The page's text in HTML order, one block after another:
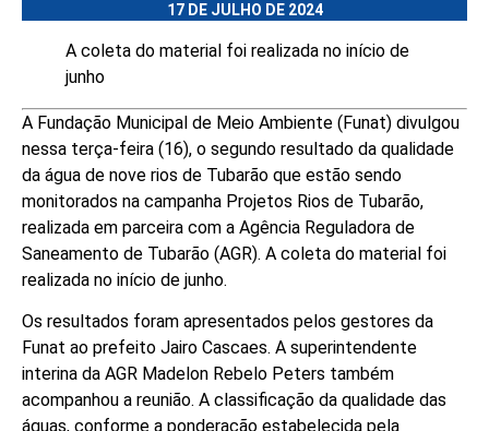
17 DE JULHO DE 2024
A coleta do material foi realizada no início de
junho
A Fundação Municipal de Meio Ambiente (Funat) divulgou
nessa terça-feira (16), o segundo resultado da qualidade
da água de nove rios de Tubarão que estão sendo
monitorados na campanha Projetos Rios de Tubarão,
realizada em parceira com a Agência Reguladora de
Saneamento de Tubarão (AGR). A coleta do material foi
realizada no início de junho.
Os resultados foram apresentados pelos gestores da
Funat ao prefeito Jairo Cascaes. A superintendente
interina da AGR Madelon Rebelo Peters também
acompanhou a reunião. A classificação da qualidade das
águas, conforme a ponderação estabelecida pela